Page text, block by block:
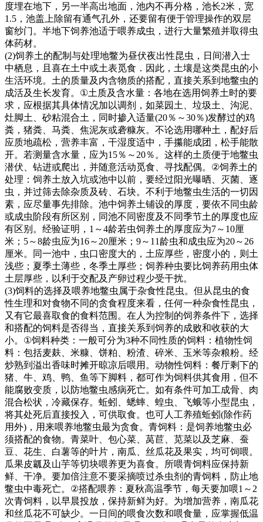
度埋在地下，另一半高出地面，池内不再分格，池长2米，宽
1.5 ，池盖上除留有通气孔外，还要留有便于管理操作的双层
窗纱门。半地下饲养池适于喂养成虫，进行大量繁殖并取得虫
体药材。
(2)饲养土的配制与处理地鳖为昼伏夜出性昆虫，日间潜入士
中栖息，且喜在土中或土表觅食．因此，土壤是这类昆虫的小
生活环境。土的质量及内含物质的搭配，直接关系到地鳖虫的
成活及生长发育。 ①土质及含水量：各地在选用饲养土时的要
求，应根据其具体情况加以调剂，如菜园土、垃圾土、沟泥、
灶脚土、砂粘混合土，同时掺入适量(20％～30％)发酵过的鸡
粪，猪粪、马粪、焦泥灰或砻糠灰。不论选用哪种土，配好后
应质地疏松，营养丰富，干湿度适中，手攥能成团，松手能散
开。若测量含水量，应为15％～ 20％。这样的土质便于地鳖虫
潜伏、钻进或爬出，并随意活动觅食、寻找配偶。 ②饲养土的
处理：饲养土放入坑或池中以前，要经过阳光曝晒、灭菌、逐
虫，并过筛去除杂质及砖、石块。不利于地鳖虫生活的一切因
素，应尽量事先排除。池中饲养土铺设的厚度，要依不同虫龄
或成虫阶段有所区别，同池不同密度及不同季节土的厚度也应
有区别。经验证明， 1 ～4龄若虫饲养土的厚度应为7～ 10厘
米； 5～8龄虫应为16～ 20厘米； 9～ 11龄虫和成虫应为20～ 26
厘米。同一池中，虫口密度大的，土应厚些，密度小的，则土
浅些；夏季土薄些，冬季土厚些；饲养种虫要比饲养药用虫体
土层厚些，以利于交配及产卵过程少受干扰。
(3)饲料的选择及喂养地鳖虫属于杂食性昆虫。但从昆虫的食
性生理和对食物不同的贪食程度来看，任何一种杂食性昆虫，
又有它最喜取食的食料范围。在人为控制的饲养条件下，选择
和搭配的饲料是否得当，直接关系到饲养的成败和收获的大
小。 ①饲料种类：一般可分为3种不同性质的饲料：植物性饲
料：包括麦麸、米糠、饼粕、粉渣、碎米、玉米等杂粮粉。经
炒熟到溢出香味时摊开晾凉后喂用。动物性饲料：餐厅剩下的
猪、牛、鸡、鸭、鱼等下脚料，都可作为饲料供其食用，但不
能腐败变质，以防地鳖虫感病死亡。如有条件可加工成骨、肉
混合松状，冷藏保存。蚯蚓、蟋蟀、蝗虫、飞蛾等小型昆虫，
将其处死后直接投入，可供取食。也可人工养殖蚯蚓 (除作药
用外) ，用来喂养地鳖虫最为贪食。青饲料：是饲养地鳖虫必
须搭配的食物。青菜叶、包心菜、莴苣、苋菜以及芝麻、蚕
豆、花生、白薯等的叶片，南瓜、丝瓜花及果实，均可饲喂。
瓜果皮瓤及山芋等切块喂养更为喜食。所喂青饲料应保持新
鲜、干净。要加倍注意不要采摘喷过杀虫剂的青饲料，防止地
鳖虫中毒死亡。 ②搭配喂养：夏秋高温季节，每天要加喂1 ～ 2
次青饲料，以早晨投放，保持新鲜为好。为增加营养，南瓜花
和丝瓜花不可缺少。一日间的喂食次数和喂食量，应掌握低温